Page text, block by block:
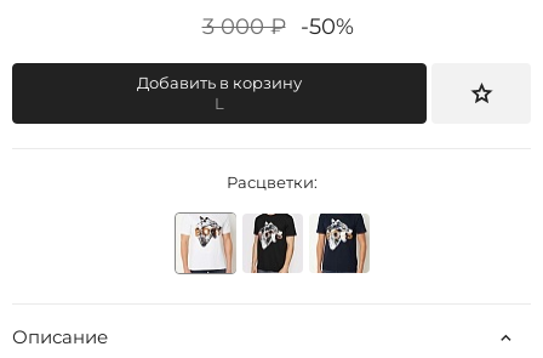
3 000 ₽ -50%
Добавить в корзину
L
Расцветки:
Описание